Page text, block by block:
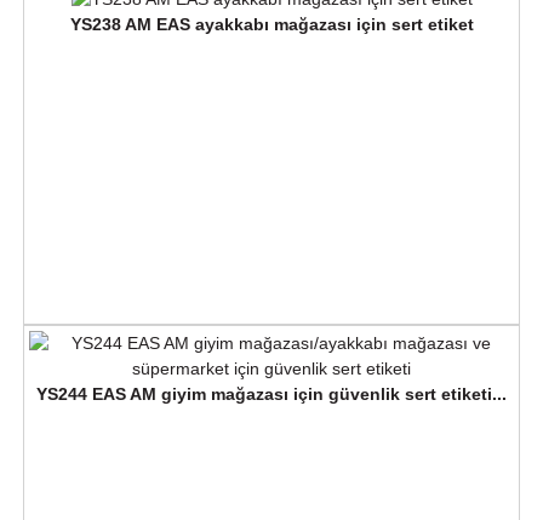
YS238 AM EAS ayakkabı mağazası için sert etiket
YS244 EAS AM giyim mağazası için güvenlik sert etiketi...